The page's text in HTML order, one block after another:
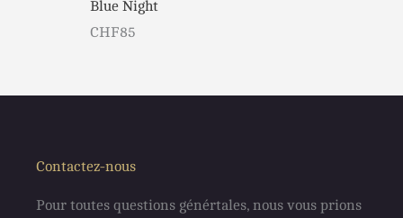
Blue Night
CHF85
Contactez-nous
Pour toutes questions génértales, nous vous prions